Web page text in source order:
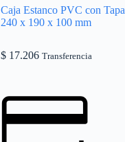
Caja Estanco PVC con Tapa
240 x 190 x 100 mm
$ 17.206 Transferencia